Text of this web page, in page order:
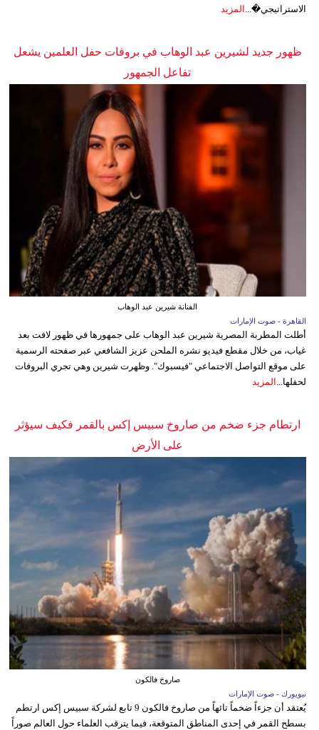
الاستراتيجي�... المزيد
ظهور جديد لشيرين عبد الوهاب في بروفات حفل العلمين يشعل
تفاعل الجمهور
الفنانة شيرين عبد الوهاب
القاهرة - صوت الإمارات
أطلت المطربة المصرية شيرين عبد الوهاب على جمهورها في ظهور لافت بعد
غياب، من خلال مقطع فيديو نشره الملحن عزيز الشافعي عبر صفحته الرسمية
على موقع التواصل الاجتماعي "فيسبوك". وظهرت شيرين وهي تجري البروفات
لحفلها... المزيد
ارتطام جزء ضخم من صاروخ سبيس إكس بالقمر فكيف سيؤثر
على الأرض
صاروخ فالكون
نيويورك - صوت الإمارات
يُعتقد أن جزءاً ضخماً تائهاً من صاروخ فالكون 9 تابع لشركة سبيس إكس ارتطم
بسطح القمر في إحدى المناطق المتوقعة، فيما يترقب العلماء حول العالم صوراً